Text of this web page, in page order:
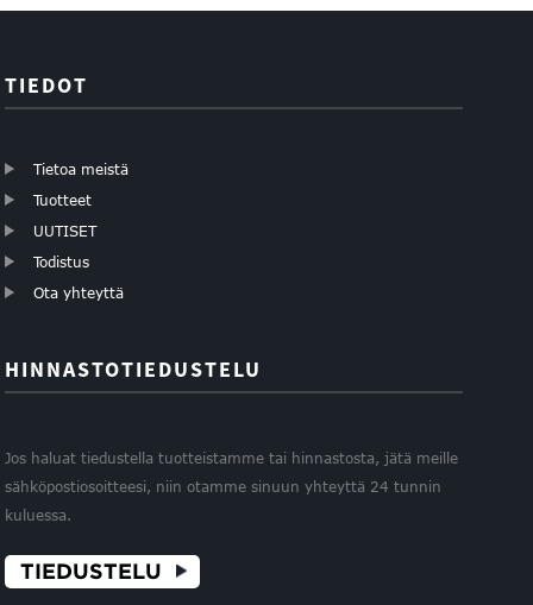
TIEDOT
Tietoa meistä
Tuotteet
UUTISET
Todistus
Ota yhteyttä
HINNASTOTIEDUSTELU
Jos haluat tiedustella tuotteistamme tai hinnastosta, jätä meille
sähköpostiosoitteesi, niin otamme sinuun yhteyttä 24 tunnin
kuluessa.
TIEDUSTELU